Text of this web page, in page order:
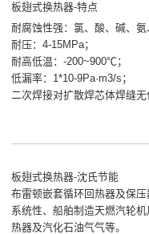
板翅式换热器-特点
耐腐蚀性强：氯、酸、碱、氨
耐压：4-15MPa；
耐高低温：-200~900℃；
低漏率：1*10-9Pa·m3/s；
二次焊接对扩散焊芯体焊缝无
板翅式换热器-沈氏节能
布雷顿嵌套循环回热器及保
系统性、船舶制造天燃汽轮
热器及汽化石油气气等。